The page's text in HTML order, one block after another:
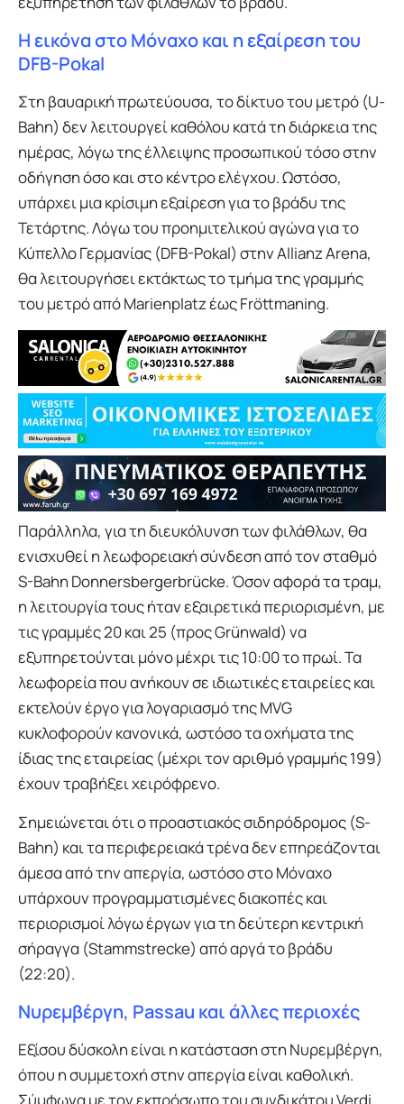
Η εικόνα στο Μόναχο και η εξαίρεση του
DFB-Pokal
Στη βαυαρική πρωτεύουσα, το δίκτυο του μετρό (U-
Bahn) δεν λειτουργεί καθόλου κατά τη διάρκεια της
ημέρας, λόγω της έλλειψης προσωπικού τόσο στην
οδήγηση όσο και στο κέντρο ελέγχου. Ωστόσο,
υπάρχει μια κρίσιμη εξαίρεση για το βράδυ της
Τετάρτης. Λόγω του προημιτελικού αγώνα για το
Κύπελλο Γερμανίας (DFB-Pokal) στην Allianz Arena,
θα λειτουργήσει εκτάκτως το τμήμα της γραμμής
του μετρό από Marienplatz έως Fröttmaning.
Παράλληλα, για τη διευκόλυνση των φιλάθλων, θα
ενισχυθεί η λεωφορειακή σύνδεση από τον σταθμό
S-Bahn Donnersbergerbrücke. Όσον αφορά τα τραμ,
η λειτουργία τους ήταν εξαιρετικά περιορισμένη, με
τις γραμμές 20 και 25 (προς Grünwald) να
εξυπηρετούνται μόνο μέχρι τις 10:00 το πρωί. Τα
λεωφορεία που ανήκουν σε ιδιωτικές εταιρείες και
εκτελούν έργο για λογαριασμό της MVG
κυκλοφορούν κανονικά, ωστόσο τα οχήματα της
ίδιας της εταιρείας (μέχρι τον αριθμό γραμμής 199)
έχουν τραβήξει χειρόφρενο.
Σημειώνεται ότι ο προαστιακός σιδηρόδρομος (S-
Bahn) και τα περιφερειακά τρένα δεν επηρεάζονται
άμεσα από την απεργία, ωστόσο στο Μόναχο
υπάρχουν προγραμματισμένες διακοπές και
περιορισμοί λόγω έργων για τη δεύτερη κεντρική
σήραγγα (Stammstrecke) από αργά το βράδυ
(22:20).
Νυρεμβέργη, Passau και άλλες περιοχές
Εξίσου δύσκολη είναι η κατάσταση στη Νυρεμβέργη,
όπου η συμμετοχή στην απεργία είναι καθολική.